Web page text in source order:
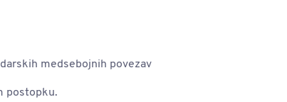
medsebojnih povezav
postopku.